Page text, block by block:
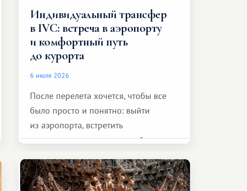
Индивидуальный трансфер
в IVC: встреча в аэропорту
и комфортный путь
до курорта
6 июля 2026
После перелета хочется, чтобы все
было просто и понятно: выйти
из аэропорта, встретить
представителя транспортной
и спокойно доехать до курорта.